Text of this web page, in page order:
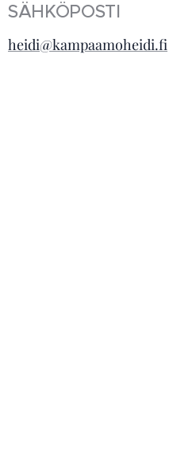
SÄHKÖPOSTI
heidi@kampaamoheidi.fi